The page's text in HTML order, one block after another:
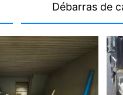
Débarras de